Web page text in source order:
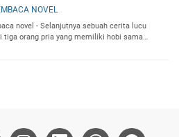
NOVEL
novel - Selanjutnya sebuah cerita lucu
tiga orang pria yang memiliki hobi sama…